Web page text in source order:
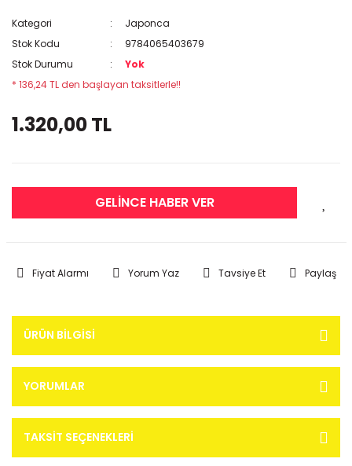
Kategori
Japonca
Stok Kodu
9784065403679
Stok Durumu
Yok
* 136,24 TL den başlayan taksitlerle!!
1.320,00 TL
GELİNCE HABER VER
Fiyat Alarmı Yorum Yaz Tavsiye Et Paylaş
ÜRÜN BILGISI
YORUMLAR
TAKSIT SEÇENEKLERI